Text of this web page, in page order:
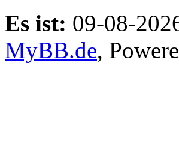
Es ist: 09-08-
MyBB.de,